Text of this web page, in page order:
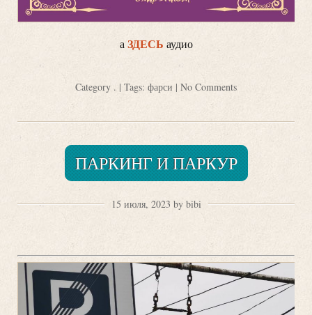
а ЗДЕСЬ аудио
Category . | Tags: фарси | No Comments
ПАРКИНГ И ПАРКУР
15 июля, 2023 by bibi